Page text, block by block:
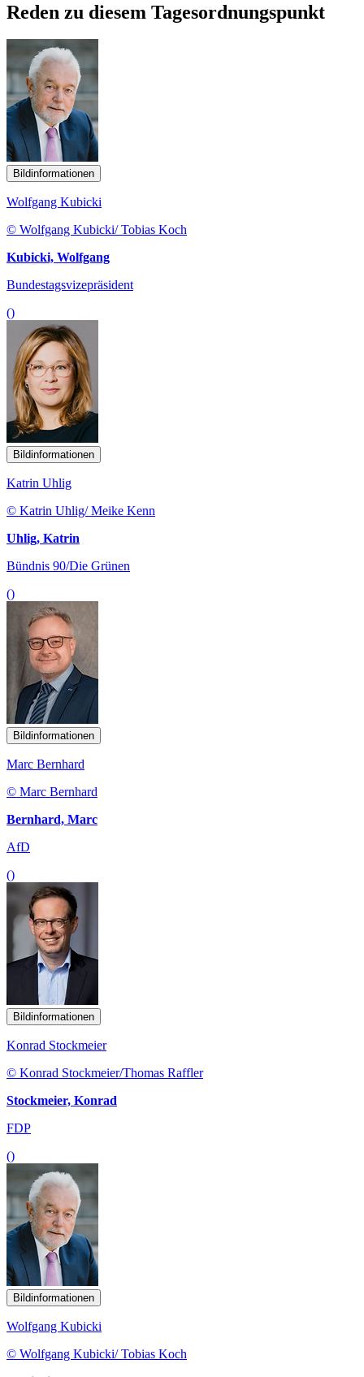
Reden zu diesem Tagesordnungspunkt
Bildinformationen
Wolfgang Kubicki
© Wolfgang Kubicki/ Tobias Koch
Kubicki, Wolfgang
Bundestagsvizepräsident
()
Bildinformationen
Katrin Uhlig
© Katrin Uhlig/ Meike Kenn
Uhlig, Katrin
Bündnis 90/Die Grünen
()
Bildinformationen
Marc Bernhard
© Marc Bernhard
Bernhard, Marc
AfD
()
Bildinformationen
Konrad Stockmeier
© Konrad Stockmeier/Thomas Raffler
Stockmeier, Konrad
FDP
()
Bildinformationen
Wolfgang Kubicki
© Wolfgang Kubicki/ Tobias Koch